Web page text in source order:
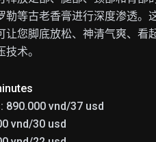
勒等古老香膏进行深度渗透。
让您脚底放松、神清气爽、看
术。
890.000 vnd/37 usd
vnd/30 usd